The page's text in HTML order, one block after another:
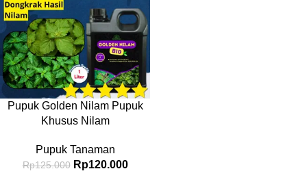
Pupuk Golden Nilam Pupuk
Khusus Nilam
Pupuk Tanaman
Rp125.000 Rp120.000